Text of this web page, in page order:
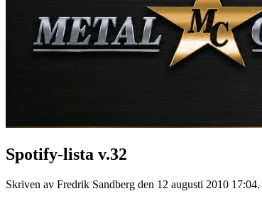
Spotify-lista v.32
Skriven av Fredrik Sandberg den 12 augusti 2010 17:04.